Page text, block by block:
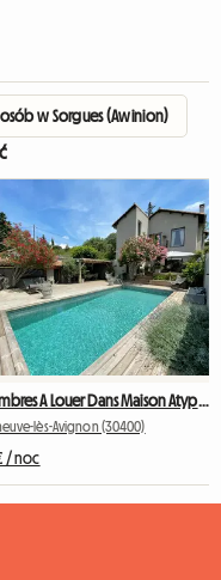
w Sorgues (Awinion)
Chambres A Louer Dans Maison Atypique (copie)
lès-Avignon (30400)
/ noc